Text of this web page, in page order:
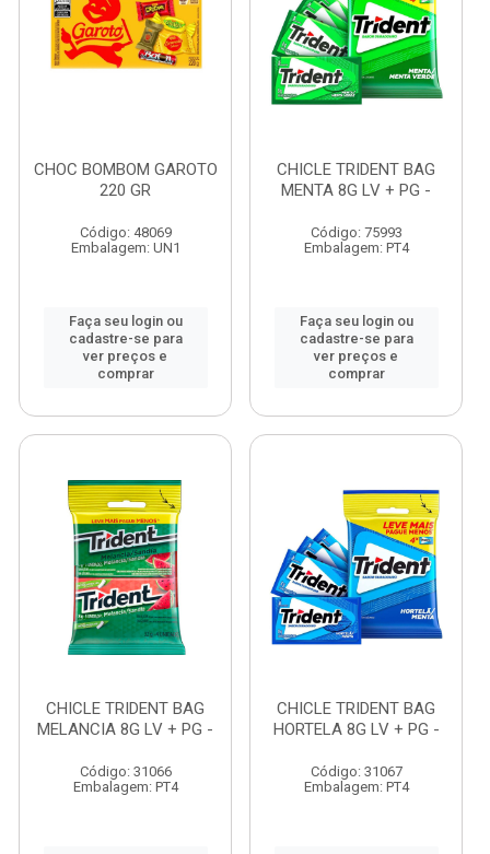
CHOC BOMBOM GAROTO
220 GR
Código: 48069
Embalagem: UN1
Faça seu login ou
cadastre-se para
ver preços e
comprar
CHICLE TRIDENT BAG
MENTA 8G LV + PG -
Código: 75993
Embalagem: PT4
Faça seu login ou
cadastre-se para
ver preços e
comprar
CHICLE TRIDENT BAG
MELANCIA 8G LV + PG -
Código: 31066
Embalagem: PT4
CHICLE TRIDENT BAG
HORTELA 8G LV + PG -
Código: 31067
Embalagem: PT4